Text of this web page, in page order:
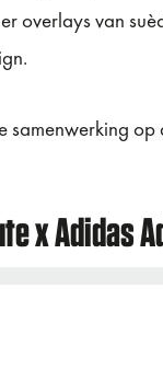
overlays van
samenwerking
x Adidas